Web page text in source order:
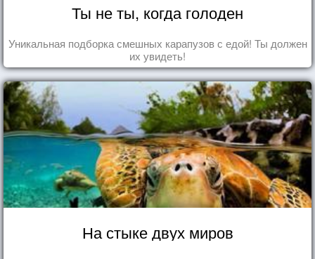
Ты не ты, когда голоден
Уникальная подборка смешных карапузов с едой! Ты должен
их увидеть!
На стыке двух миров